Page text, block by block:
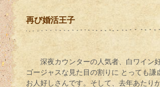
再び婚活王子
深夜カウンターの人気者、白ワイン好
ゴージャスな見た目の割りに とっても謙
お人好しさんです。そして、去年あたり